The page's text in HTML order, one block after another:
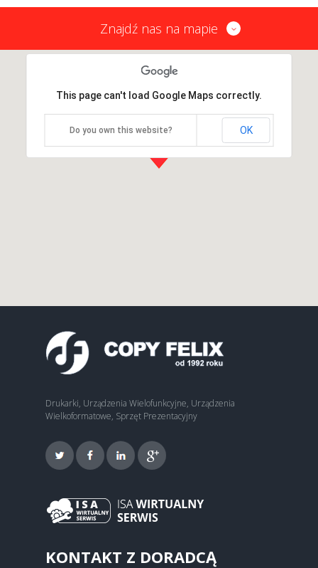
Znajdź nas na mapie
This page can't load Google Maps correctly.
Do you own this website? OK
Drukarki, Urządzenia Wielofunkcyjne, Urządzenia
Wielkoformatowe, Sprzęt Prezentacyjny
KONTAKT Z DORADCĄ